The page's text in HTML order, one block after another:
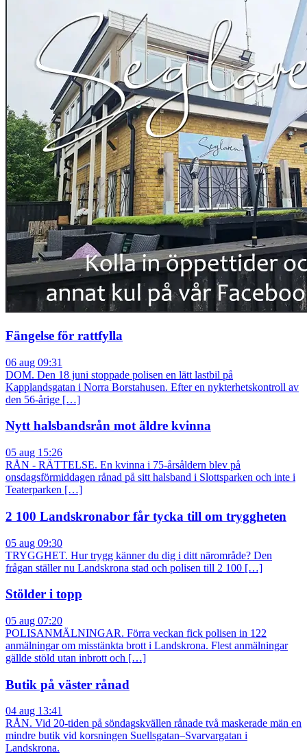
Fängelse för rattfylla
06 aug 09:31
DOM. Den 18 juni stoppade polisen en lätt lastbil på
Kapplandsgatan i Norra Borstahusen. Efter en nykterhetskontroll av
den 56-årige […]
Nytt halsbandsrån mot äldre kvinna
05 aug 15:26
RÅN - RÄTTELSE. En kvinna i 75-årsåldern blev på
onsdagsförmiddagen rånad på sitt halsband i Slottsparken och inte i
Teaterparken […]
2 100 Landskronabor får tycka till om tryggheten
05 aug 09:30
TRYGGHET. Hur trygg känner du dig i ditt närområde? Den
frågan ställer nu Landskrona stad och polisen till 2 100 […]
Stölder i topp
05 aug 07:20
POLISANMÄLNINGAR. Förra veckan fick polisen in 122
anmälningar om misstänkta brott i Landskrona. Flest anmälningar
gällde stöld utan inbrott och […]
Butik på väster rånad
04 aug 13:41
RÅN. Vid 20-tiden på söndagskvällen rånade två maskerade män en
mindre butik vid korsningen Suellsgatan–Svarvargatan i
Landskrona.